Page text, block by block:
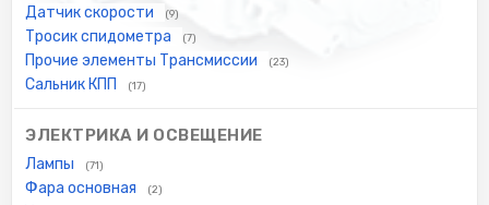
Датчик скорости (9)
Тросик спидометра (7)
Прочие элементы Трансмиссии (23)
Сальник КПП (17)
ЭЛЕКТРИКА И ОСВЕЩЕНИЕ
Лампы (71)
Фара основная (2)